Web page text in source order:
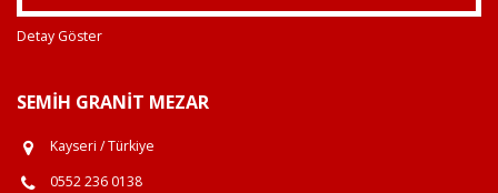
Detay Göster
SEMIH GRANIT MEZAR
Kayseri / Türkiye
0552 236 0138